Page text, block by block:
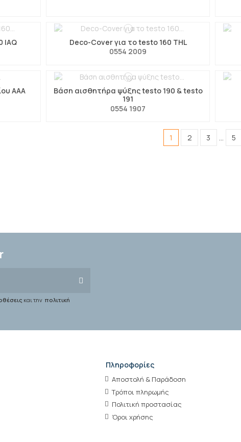
IAQ
Deco-Cover για το testo 160 THL
0554 2009
AAA
Βάση αισθητήρα ψύξης testo 190 & testo
191
0554 1907
1 2 3 … 5
και την πολιτική
Πληροφορίες
Αποστολή & Παράδοση
Τρόποι πληρωμής
Πολιτική προστασίας
Όροι χρήσης